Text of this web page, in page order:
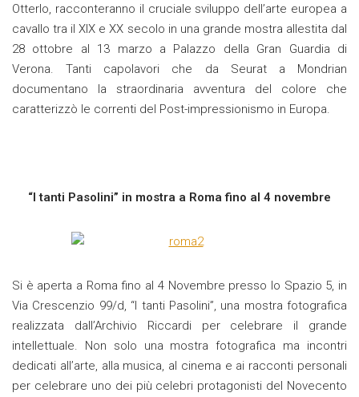
Otterlo, racconteranno il cruciale sviluppo dell’arte europea a
cavallo tra il XIX e XX secolo in una grande mostra allestita dal
28 ottobre al 13 marzo a Palazzo della Gran Guardia di
Verona. Tanti capolavori che da Seurat a Mondrian
documentano la straordinaria avventura del colore che
caratterizzò le correnti del Post-impressionismo in Europa.
“I tanti Pasolini” in mostra a Roma fino al 4 novembre
Si è aperta a Roma fino al 4 Novembre presso lo Spazio 5, in
Via Crescenzio 99/d, “I tanti Pasolini”, una mostra fotografica
realizzata dall’Archivio Riccardi per celebrare il grande
intellettuale. Non solo una mostra fotografica ma incontri
dedicati all’arte, alla musica, al cinema e ai racconti personali
per celebrare uno dei più celebri protagonisti del Novecento